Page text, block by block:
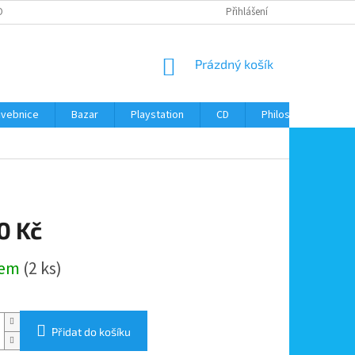
Přihlášení
NÁKUPNÍ
Prázdný košík
Bazar Playstation CD Philos
Kč
(2 ks)
Přidat do košíku